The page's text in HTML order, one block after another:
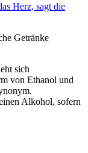
Herz, sagt die
Getränke
sich
von Ethanol und
Alkohol, sofern